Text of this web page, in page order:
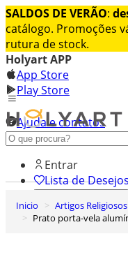
SALDOS DE VERÃO:
catálogo. Promoções
rutura de stock.
Holyart APP
App Store
Play Store
Ajuda e contatos
Conheça premium
Entrar
Lista de
0
Carrinho de Compras
Inicio Artigos Religiosos
Prato porta-vela